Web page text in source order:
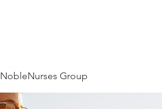
NobleNurses Group